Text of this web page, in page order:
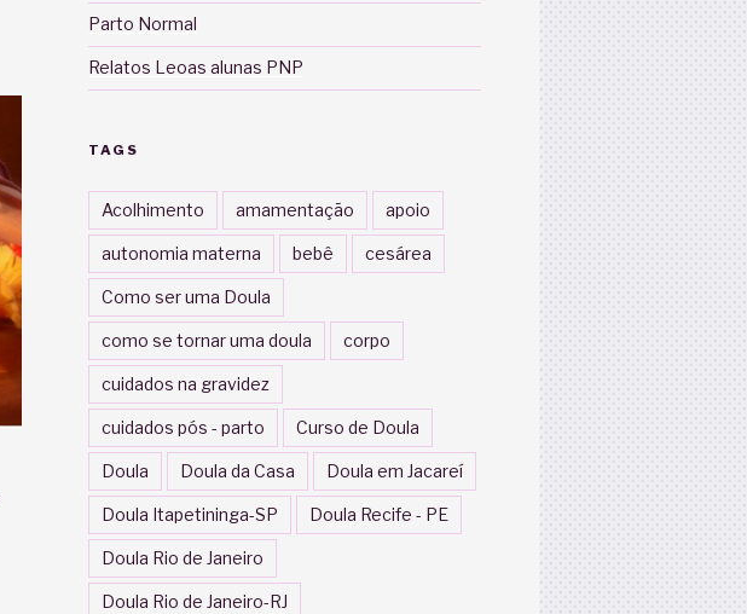
Parto Normal
Relatos Leoas alunas PNP
TAGS
Acolhimento amamentação apoio
autonomia materna bebê cesárea
Como ser uma Doula
como se tornar uma doula corpo
cuidados na gravidez
cuidados pós - parto Curso de Doula
Doula Doula da Casa Doula em Jacareí
Doula Itapetininga-SP Doula Recife - PE
Doula Rio de Janeiro
Doula Rio de Janeiro-RJ